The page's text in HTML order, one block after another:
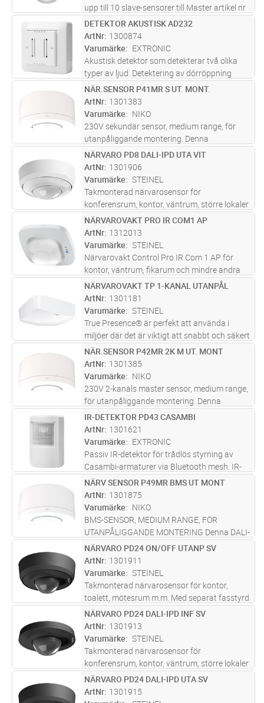
upp till 10 slave-sensorer till Master artikel nr
41-701. Stort detekteringsområde - upp till
450 m². Detekterar smårörelser i ett område
på 9 m². IP54 – k...läs mer
ST Lägg i kundvagn
DETEKTOR AKUSTISK AD232
ArtNr 1300874
Varumärke
EXTRONIC
Akustisk detektor som detekterar två olika
typer av ljud. Detektering av dörröppning
genom tryckförändringar (LF-ljud) och
detektering av hörbara ljud (HF-ljud) som tal,
fotsteg och nyckelskrammel. J
ST Lägg i kundvagn
NÄR.SENSOR P41MR S UT. MONT.
ArtNr 1301383
Varumärke
NIKO
230V sekundär sensor, medium range, för
utanpåliggande montering. Denna
närvarosensor är en sekundär sensor med
medium räckvidd för automatisk ljusstyrning.
Utöka räckvidden för en 230V master
sensor...läs mer
ST Lägg i kundvagn
NÄRVARO PD8 DALI-IPD UTA VIT
ArtNr 1301906
Varumärke
STEINEL
Takmonterad närvarosensor för
konferensrum, kontor, väntrum, större lokaler
etc. Närvarodetektering (sittande personer)
ø6 meter, rörelsedetektering (gående
personer) ø8,5 meter. Optimal montagehöjd
...läs mer
ST Lägg i kundvagn
NÄRVAROVAKT PRO IR COM1 AP
ArtNr 1312013
Varumärke
STEINEL
Närvarovakt Control Pro IR Com 1 AP för
kontor, väntrum, fikarum och mindre andra
utrymmen upp 16 kvm. Kvadratiskt
bevakningsområde med närvarodetektering
4x4 m, rörelsedetektering 7x7 m. 1-kanalig
f...läs mer
ST Lägg i kundvagn
NÄRVAROVAKT TP 1-KANAL UTANPÅL
ArtNr 1301181
Varumärke
STEINEL
True Presence® är perfekt att använda i
miljöer där det är viktigt att snabbt och säkert
detektera närvaro, allt från universitetets
stora hörsal till vårdcentralens väntrum.
Sensorn detekterar närva
ST Lägg i kundvagn
NÄR.SENSOR P42MR 2K M UT. MONT
ArtNr 1301385
Varumärke
NIKO
230V 2-kanals master sensor, medium range,
för utanpåliggande montering. Denna
närvarosensor är en 2-kanals master sensor
med medium räckvidd för automatisk
ljusstyrning. Utöka räckvidden med en
230V...läs mer
ST Lägg i kundvagn
IR-DETEKTOR PD43 CASAMBI
ArtNr 1301621
Varumärke
EXTRONIC
Passiv IR-detektor för trådlös styrning av
Casambi-armaturer via Bluetooth mesh. IR-
detektorn upptäcker rörelser på långt
avstånd, även i områden med låg aktivitet.
Standardlinsen täcker 40x40 meter,
ST Lägg i kundvagn
NÄRV SENSOR P49MR BMS UT MONT
ArtNr 1301875
Varumärke
NIKO
BMS-SENSOR, MEDIUM RANGE, FÖR
UTANPÅLIGGANDE MONTERING Denna DALI-
2-certifierade BMS-sensor kan integreras i
byggnadsautomationssystem tillsammans
med tredjeparts DALI-2-applikationskontroller.
O...läs mer
ST Lägg i kundvagn
NÄRVARO PD24 ON/OFF UTANP SV
ArtNr 1301911
Varumärke
STEINEL
Takmonterad närvarosensor för kontor,
toalett, mötesrum m.m. Med separat fasstyrd
tryckknapps-ingång för manuell tänd-släck.
Närvarodetektering (sittande personer) ø7,5
meter, rörelsedetektering (gåe
ST Lägg i kundvagn
NÄRVARO PD24 DALI-IPD INF SV
ArtNr 1301913
Varumärke
STEINEL
Takmonterad närvarosensor för
konferensrum, kontor, väntrum, större lokaler
etc. Närvarodetektering (sittande personer)
ø7,5 meter, rörelsedetektering (gående
personer) ø24,5 meter. Optimal
ST Lägg i kundvagn
NÄRVARO PD24 DALI-IPD UTA SV
ArtNr 1301915